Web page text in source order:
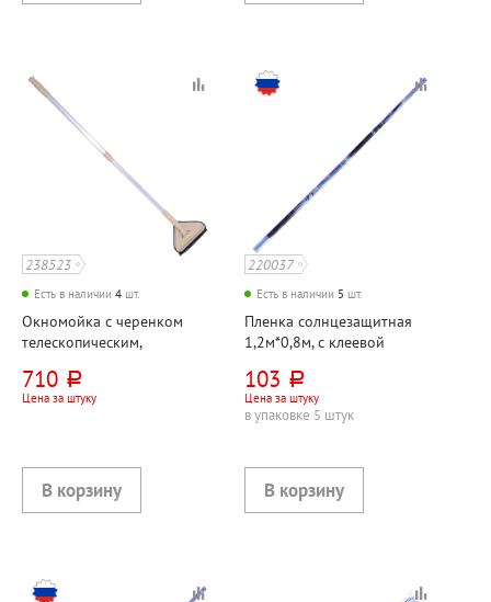
238523
Есть в наличии 4 шт.
Окномойка с черенком
телескопическим,
черенка 59см-89см,
Доляна, нержавеющая
бежевая, поворотная, водо
710 руб.
Цена за штуку
220037
Есть в наличии 5 шт.
Пленка солнцезащитная
1,2м*0,8м, с клеевой
103 руб.
Цена за штуку
в упаковке 5 штук